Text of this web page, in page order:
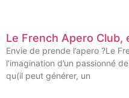
Le French Apero
Envie de prende l’apero ?Le
l’imagination d’un passionné
qu(il peut générer, un